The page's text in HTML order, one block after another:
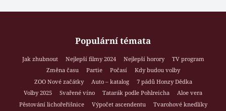
Populární témata
Jak zhubnout Nejlepší filmy 2024 Nejlepší horory
TV program
Změna času
Partie Počasí
Kdy budou volby
ZOO Nové začátky
Auto – katalog
7 pádů Honzy Dědka
Volby 2025
Svařené víno Tatarák podle Pohlreicha
Aloe vera
Pěstování lichořeřišnice
Výpočet ascendentu
Tvarohové knedlíky